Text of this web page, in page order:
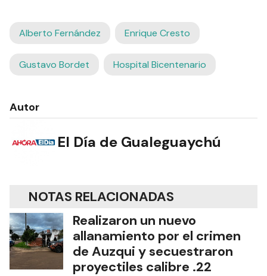
Alberto Fernández Enrique Cresto
Gustavo Bordet Hospital Bicentenario
Autor
El Día de Gualeguaychú
NOTAS RELACIONADAS
Realizaron un nuevo
allanamiento por el crimen
de Auzqui y secuestraron
proyectiles calibre .22